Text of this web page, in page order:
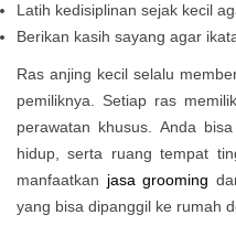
Latih kedisiplinan sejak kecil
Berikan kasih sayang agar
Ras anjing kecil selalu
pemiliknya. Setiap ras
perawatan khusus. Anda
hidup, serta ruang tempat
manfaatkan jasa grooming
yang bisa dipanggil ke rumah